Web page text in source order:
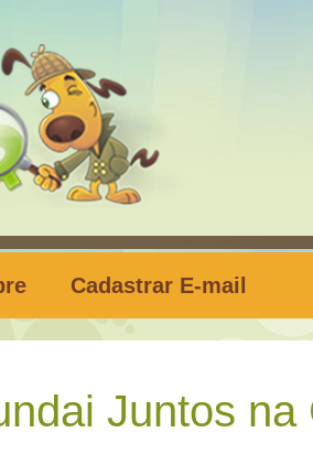
Cadastrar E-mail
Juntos na